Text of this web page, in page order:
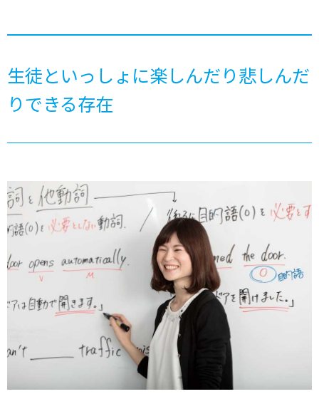
生徒といっしょに楽しんだり悲しんだ
りできる存在